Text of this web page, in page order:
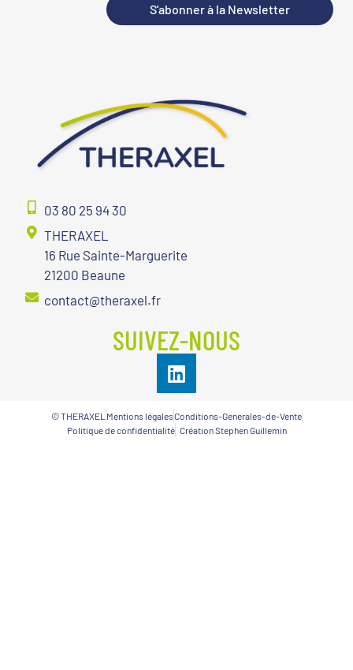
S'abonner à la Newsletter
03 80 25 94 30
THERAXEL
16 Rue Sainte-Marguerite
21200 Beaune
contact@theraxel.fr
SUIVEZ-NOUS
© THERAXEL Mentions légalesConditions-Generales-de-Vente
Politique de confidentialité Création Stephen Guillemin​